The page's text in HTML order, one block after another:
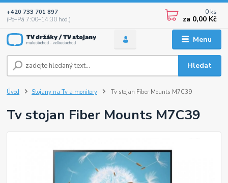
Menu
Hledat
+420 733 701 897
(Po–Pá 7:00–14:30 hod.)
0 ks
za 0,00 Kč
Úvod Stojany na Tv a monitory Tv stojan Fiber Mounts M7C39
Tv stojan Fiber Mounts M7C39